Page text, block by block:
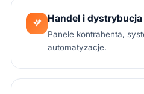
Handel i dystrybucja
Panele kontrahenta,
automatyzacje.